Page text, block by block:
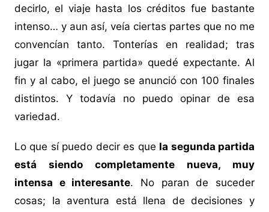
decirlo, el viaje hasta los créditos fue bastante
intenso… y aun así, veía ciertas partes que no me
convencían tanto. Tonterías en realidad; tras
jugar la «primera partida» quedé expectante. Al
fin y al cabo, el juego se anunció con 100 finales
distintos. Y todavía no puedo opinar de esa
variedad.
Lo que sí puedo decir es que la segunda partida
está siendo completamente nueva, muy
intensa e interesante. No paran de suceder
cosas; la aventura está llena de decisiones y